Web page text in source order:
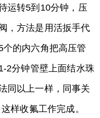
运转5到10分钟，压
，方法是用活扳手代
的内六角把高压管
2分钟管壁上面结水珠
同以上一样，同事关
样收氟工作完成。